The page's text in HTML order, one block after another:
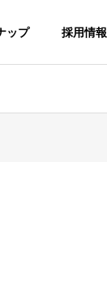
ップ 採用情報